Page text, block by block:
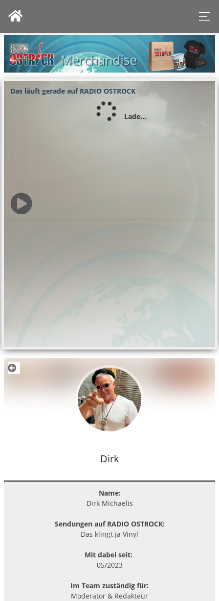
Das läuft gerade auf RADIO OSTROCK
Lade...
Dirk
Name:
Dirk Michaelis
Sendungen auf RADIO OSTROCK:
Das klingt ja Vinyl
Mit dabei seit:
05/2023
Im Team zuständig für:
Moderator & Redakteur